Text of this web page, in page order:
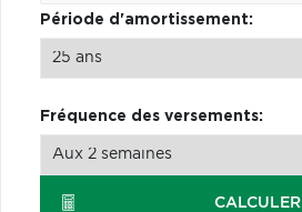
Période d'amortissement:
Fréquence des versements:
CALCULER